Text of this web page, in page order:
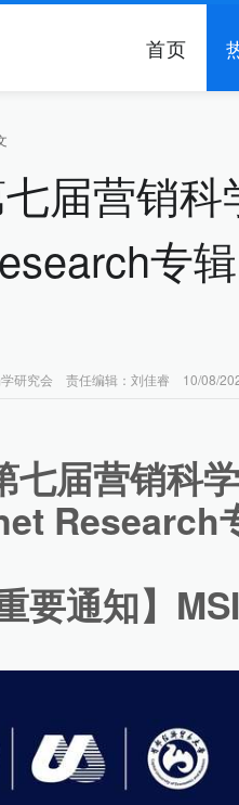
首页
届营销
专
研究会 责任编辑：刘佳睿 10/08/
七届营销科
Research
重要通知】